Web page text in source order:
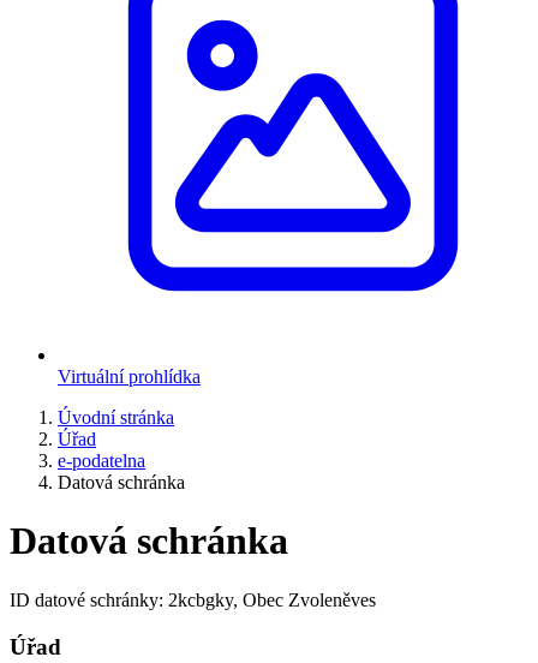
Virtuální prohlídka
Úvodní stránka
Úřad
e-podatelna
Datová schránka
Datová schránka
ID datové schránky: 2kcbgky, Obec Zvoleněves
Úřad